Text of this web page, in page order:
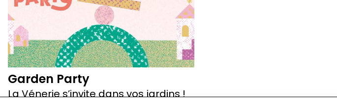
Garden Party
La Vénerie s’invite dans vos jardins !